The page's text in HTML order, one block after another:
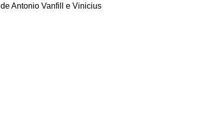
de Antonio Vanfill e Vinicius